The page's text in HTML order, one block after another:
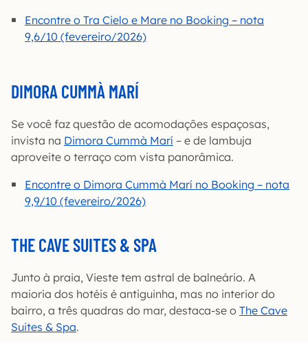
Encontre o Tra Cielo e Mare no Booking – nota
9,6/10 (fevereiro/2026)
DIMORA CUMMÀ MARÍ
Se você faz questão de acomodações espaçosas,
invista na Dimora Cummà Marí – e de lambuja
aproveite o terraço com vista panorâmica.
Encontre o Dimora Cummà Marí no Booking – nota
9,9/10 (fevereiro/2026)
THE CAVE SUITES & SPA
Junto à praia, Vieste tem astral de balneário. A
maioria dos hotéis é antiguinha, mas no interior do
bairro, a três quadras do mar, destaca-se o The Cave
Suites & Spa.